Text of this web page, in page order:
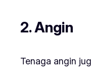
2. Angin
Tenaga angin